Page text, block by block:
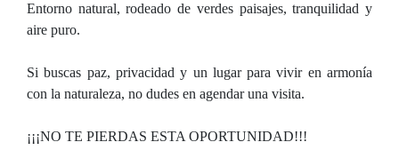
Entorno natural, rodeado de verdes paisajes, tranquilidad y
aire puro.
Si buscas paz, privacidad y un lugar para vivir en armonía
con la naturaleza, no dudes en agendar una visita.
¡¡¡NO TE PIERDAS ESTA OPORTUNIDAD!!!